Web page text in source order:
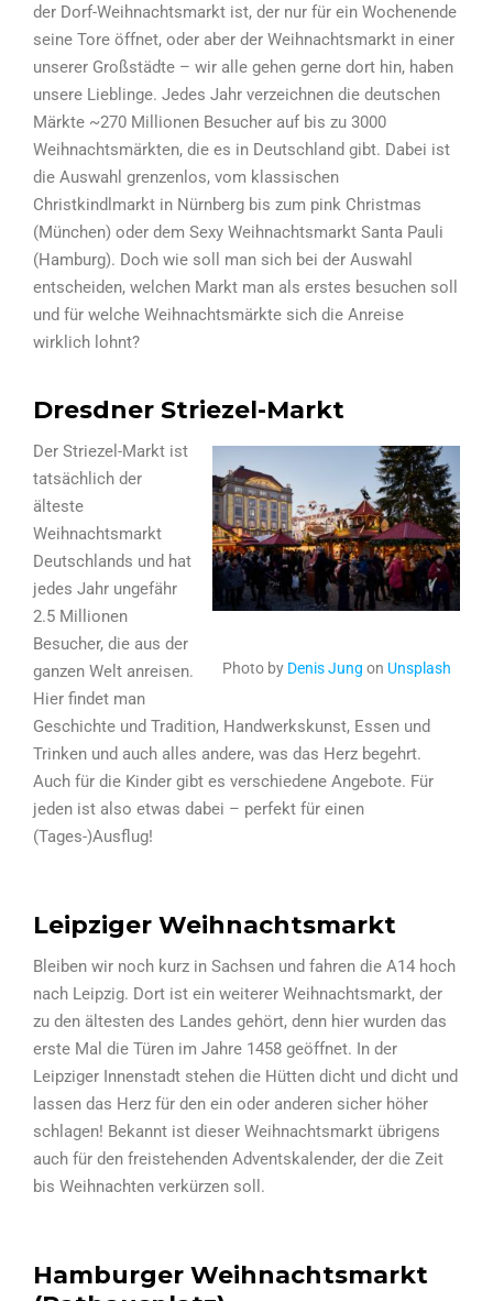
der Dorf-Weihnachtsmarkt ist, der nur für ein Wochenende
seine Tore öffnet, oder aber der Weihnachtsmarkt in einer
unserer Großstädte – wir alle gehen gerne dort hin, haben
unsere Lieblinge. Jedes Jahr verzeichnen die deutschen
Märkte ~270 Millionen Besucher auf bis zu 3000
Weihnachtsmärkten, die es in Deutschland gibt. Dabei ist
die Auswahl grenzenlos, vom klassischen
Christkindlmarkt in Nürnberg bis zum pink Christmas
(München) oder dem Sexy Weihnachtsmarkt Santa Pauli
(Hamburg). Doch wie soll man sich bei der Auswahl
entscheiden, welchen Markt man als erstes besuchen soll
und für welche Weihnachtsmärkte sich die Anreise
wirklich lohnt?
Dresdner Striezel-Markt
Photo by Denis Jung on Unsplash
Der Striezel-Markt ist
tatsächlich der
älteste
Weihnachtsmarkt
Deutschlands und hat
jedes Jahr ungefähr
2.5 Millionen
Besucher, die aus der
ganzen Welt anreisen.
Hier findet man
Geschichte und Tradition, Handwerkskunst, Essen und
Trinken und auch alles andere, was das Herz begehrt.
Auch für die Kinder gibt es verschiedene Angebote. Für
jeden ist also etwas dabei – perfekt für einen
(Tages-)Ausflug!
Leipziger Weihnachtsmarkt
Bleiben wir noch kurz in Sachsen und fahren die A14 hoch
nach Leipzig. Dort ist ein weiterer Weihnachtsmarkt, der
zu den ältesten des Landes gehört, denn hier wurden das
erste Mal die Türen im Jahre 1458 geöffnet. In der
Leipziger Innenstadt stehen die Hütten dicht und dicht und
lassen das Herz für den ein oder anderen sicher höher
schlagen! Bekannt ist dieser Weihnachtsmarkt übrigens
auch für den freistehenden Adventskalender, der die Zeit
bis Weihnachten verkürzen soll.
Hamburger Weihnachtsmarkt